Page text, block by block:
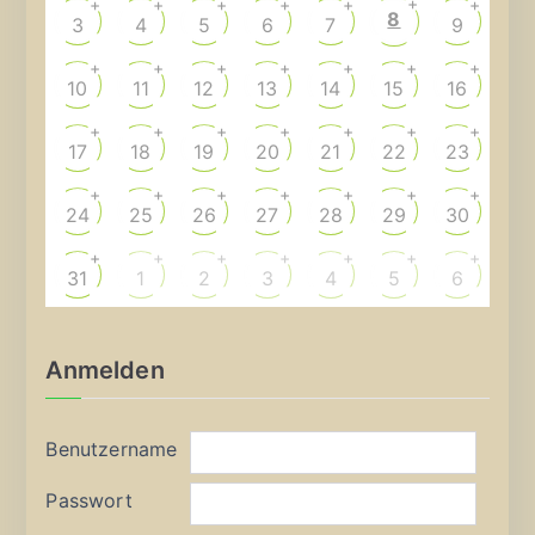
3
+
4
+
5
+
6
+
7
+
8 9
+
10
+
11
+
12
+
13
+
14
+
15
+
16
+
17
+
18
+
19
+
20
+
21
+
22
+
23
+
24
+
25
+
26
+
27
+
28
+
29
+
30
+
31
+
1
+
2
+
3
+
4
+
5
+
6
+
Anmelden
Benutzername
Passwort